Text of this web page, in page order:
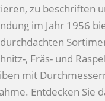
zu beschriften
im Jahr 1956
, Fräs- und
mit
Entdecken Sie